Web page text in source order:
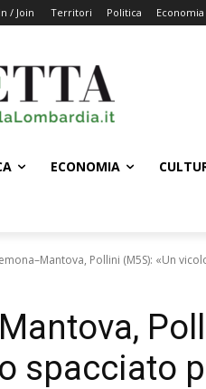
/ Join Territori Politica Economia
ECONOMIA
Pollini (M5S): «Un
spacciato